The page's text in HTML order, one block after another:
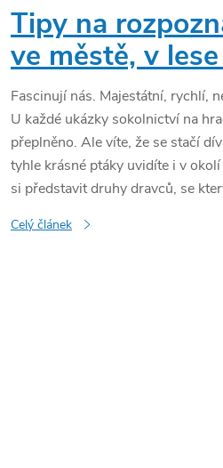
Tipy na
ve městě, v
Fascinují nás. Majestátní, rychlí,
U každé ukázky sokolnictví na
přeplněno. Ale víte, že se stačí
tyhle krásné ptáky uvidíte i v
si představit druhy dravců, se
Celý článek